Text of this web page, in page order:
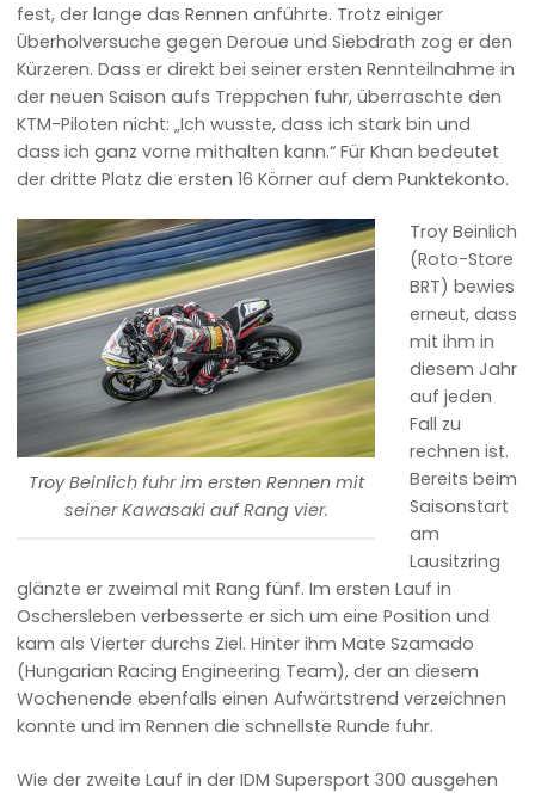
fest, der lange das Rennen anführte. Trotz einiger
Überholversuche gegen Deroue und Siebdrath zog er den
Kürzeren. Dass er direkt bei seiner ersten Rennteilnahme in
der neuen Saison aufs Treppchen fuhr, überraschte den
KTM-Piloten nicht: „Ich wusste, dass ich stark bin und
dass ich ganz vorne mithalten kann.“ Für Khan bedeutet
der dritte Platz die ersten 16 Körner auf dem Punktekonto.
Troy Beinlich fuhr im ersten Rennen mit
seiner Kawasaki auf Rang vier.
Troy Beinlich
(Roto-Store
BRT) bewies
erneut, dass
mit ihm in
diesem Jahr
auf jeden
Fall zu
rechnen ist.
Bereits beim
Saisonstart
am
Lausitzring
glänzte er zweimal mit Rang fünf. Im ersten Lauf in
Oschersleben verbesserte er sich um eine Position und
kam als Vierter durchs Ziel. Hinter ihm Mate Szamado
(Hungarian Racing Engineering Team), der an diesem
Wochenende ebenfalls einen Aufwärtstrend verzeichnen
konnte und im Rennen die schnellste Runde fuhr.
Wie der zweite Lauf in der IDM Supersport 300 ausgehen